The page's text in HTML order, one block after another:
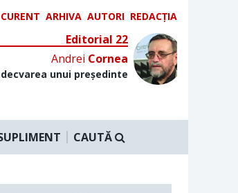
ARHIVA AUTORI REDACȚIA
Editorial 22
Andrei Cornea
unui președinte
CAUTĂ